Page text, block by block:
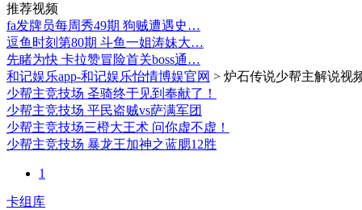
推荐视频
fa发牌员每周秀49期 狗贼遭遇史…
逗鱼时刻第80期 斗鱼一姐涛妹大…
先睹为快 卡拉赞冒险首关boss通…
和记娱乐app-和记娱乐怡情博娱官网 > 炉石传说少帮主解说视
少帮主竞技场 圣骑终于见到奉献了！
少帮主竞技场 平民盗贼vs萨满军团
少帮主竞技场三橙大王术 问你虚不虚！
少帮主竞技场 暴龙王加神之蓝腮12胜
1
卡组库